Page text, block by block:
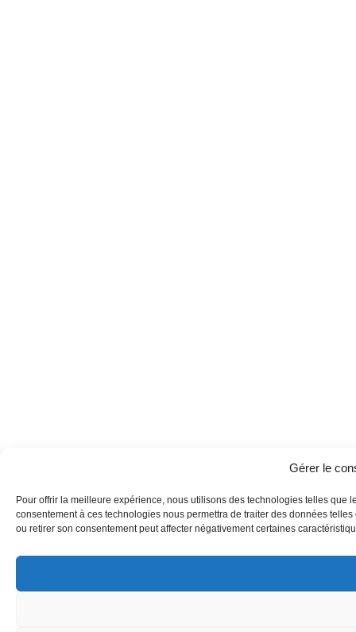
Gérer le
Pour offrir la meilleure expérience, nous utilisons des technologies telles
consentement à ces technologies nous permettra de traiter des données
ou retirer son consentement peut affecter négativement certaines